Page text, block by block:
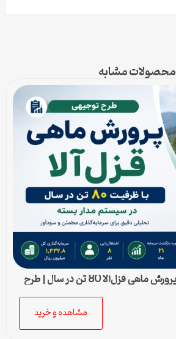
محصولات مشابه
دانلود طرح توجیهی پرورش ماهی قزل‌آلا 80 تن در سال | طرح
مشاهده و خرید